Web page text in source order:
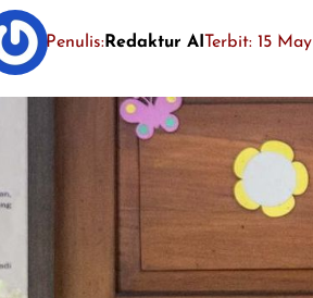
Penulis:Redaktur AI Terbit: 15